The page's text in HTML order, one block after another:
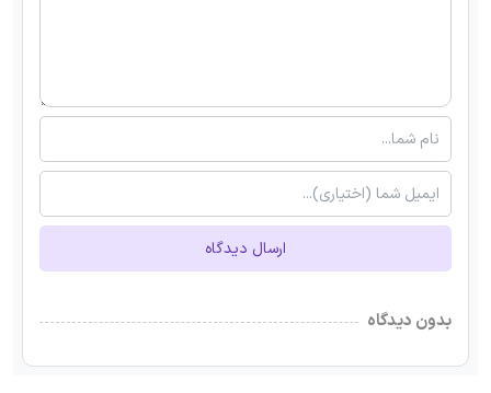
ارسال دیدگاه
بدون دیدگاه